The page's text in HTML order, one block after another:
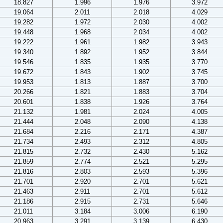
18.827 1.996 1.976
3.972
19.064
2.011 2.018
4.029
19.282
1.972 2.030
4.002
19.448
1.968 2.034
4.002
19.222
1.961 1.982
3.943
19.340
1.892 1.952
3.844
19.546
1.835 1.935
3.770
19.672
1.843 1.902
3.745
19.953
1.813 1.887
3.700
20.266
1.821 1.883
3.704
20.601
1.838 1.926
3.764
21.132
1.981 2.024
4.005
21.444
2.048 2.090
4.138
21.684
2.216 2.171
4.387
21.734
2.493 2.312
4.805
21.815
2.732 2.430
5.162
21.859
2.774 2.521
5.295
21.816
2.803 2.593
5.396
21.701
2.920 2.701
5.621
21.463
2.911 2.701
5.612
21.186
2.915 2.731
5.646
21.011
3.184 3.006
6.190
20.963
3.291 3.139 6.430